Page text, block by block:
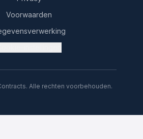
Voorwaarden
Alle rechten voorbehouden.